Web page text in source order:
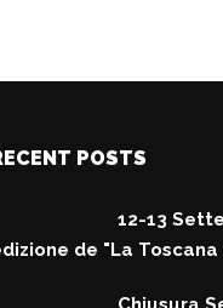
POSTS
12-13
de "La Toscana